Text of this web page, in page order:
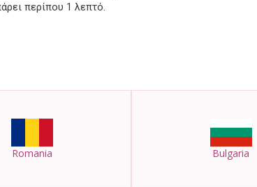
περίπου 1 λεπτό.
Romania Bulgaria